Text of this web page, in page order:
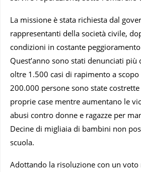
La missione è stata richiesta dal
rappresentanti della società civile,
condizioni in costante
Quest’anno sono stati denunciati
oltre 1.500 casi di rapimento a
200.000 persone sono state
proprie case mentre aumentano le
abusi contro donne e ragazze per
Decine di migliaia di bambini non
scuola.
Adottando la risoluzione con un